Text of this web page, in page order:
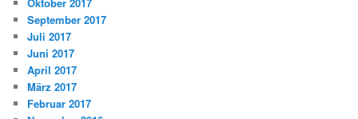
September 2017
Juli 2017
Juni 2017
April 2017
März 2017
Februar 2017